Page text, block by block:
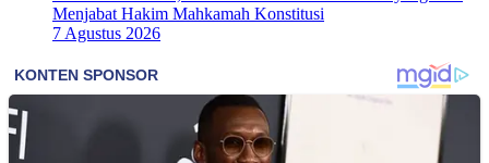
Menjabat Hakim Mahkamah Konstitusi
7 Agustus 2026